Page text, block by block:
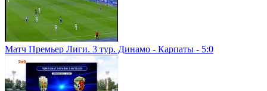
Матч Премьер Лиги. 3 тур. Динамо - Карпаты - 5:0